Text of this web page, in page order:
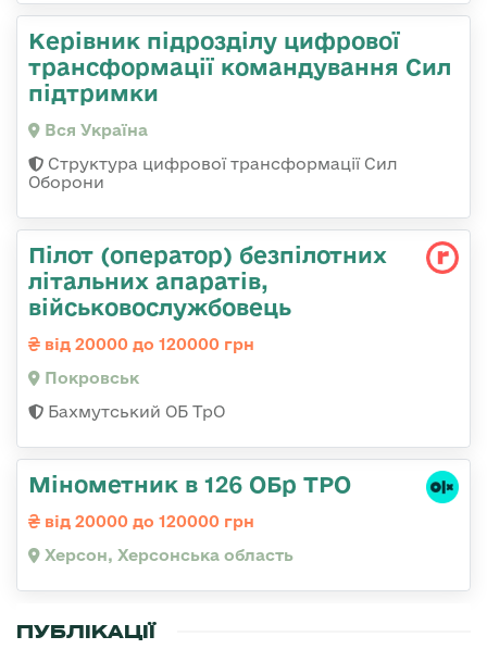
Керівник підрозділу цифрової
трансформації командування Сил
підтримки
Вся Україна
Структура цифрової трансформації Сил
Оборони
Пілот (оператор) безпілотних
літальних апаратів,
військовослужбовець
від 20000 до 120000 грн
Покровськ
Бахмутський ОБ ТрО
Мінометник в 126 ОБр ТРО
від 20000 до 120000 грн
Херсон, Херсонська область
ПУБЛІКАЦІЇ